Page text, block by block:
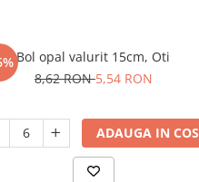
Bol opal valurit 15cm, Oti
8,62 RON5,54 RON
ADAUGA IN COS